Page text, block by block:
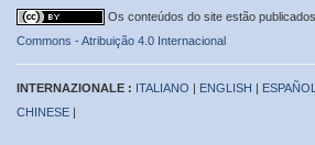
Os conteúdos do site estão
Commons - Atribuição 4.0 Internacional
INTERNAZIONALE : ITALIANO | ENGLISH | ESPAÑOL
CHINESE |